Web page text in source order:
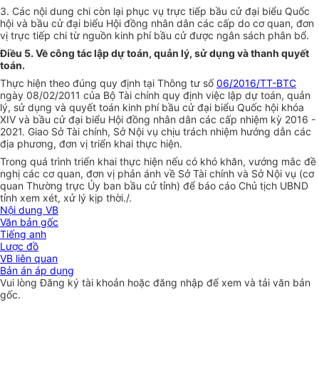
3. Các nội dung chi còn lại phục vụ trực tiếp bầu cử đại biểu Quốc
hội và bầu cử đại biểu Hội đồng nhân dân các cấp do cơ quan, đơn
vị trực tiếp chi từ nguồn kinh phí bầu cử được ngân sách phân bổ.
Điều 5. Về công tác lập dự toán, quản lý, sử dụng và thanh quyết
toán.
Thực hiện theo đúng quy định tại Thông tư số06/2016/TT-BTC
ngày 08/02/2011 của Bộ Tài chính quy định việc lập dự toán, quản
lý, sử dụng và quyết toán kinh phí bầu cử đại biểu Quốc hội khóa
XIV và bầu cử đại biểu Hội đồng nhân dân các cấp nhiệm kỳ 2016 -
2021. Giao SởTài chính, Sở Nội vụ chịu trách nhiệm hướng dẫn các
địa phương, đơn vị triển khai thực hiện.
Trong quá trình triển khai thực hiện nếu có khó khăn, vướng mắc đề
nghị các cơ quan, đơn vị phản ánh về Sở Tài chính và Sở Nội vụ (cơ
quan Thường trực Ủy ban bầu cử tỉnh) để báo cáo Chủ tịch UBND
tỉnh xem xét, xử lý kịp thời./.
Nội dung VB
Văn bản gốc
Tiếng anh
Lược đồ
VB liên quan
Bản án áp dụng
Vui lòngĐăng ký tài khoản hoặc đăng nhập để xem và tải văn bản
gốc.